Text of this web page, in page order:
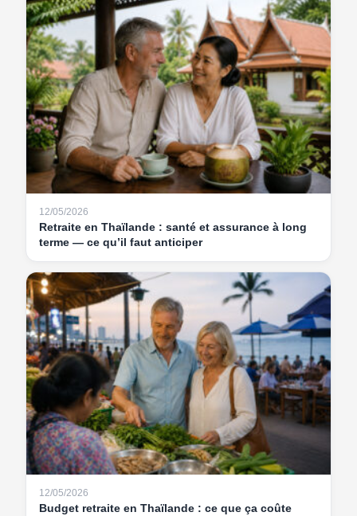
12/05/2026
Retraite en Thaïlande : santé et assurance à long
terme — ce qu’il faut anticiper
12/05/2026
Budget retraite en Thaïlande : ce que ça coûte